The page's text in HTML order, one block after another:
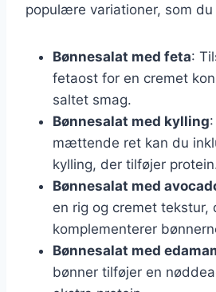
populære variationer, som du
Bønnesalat med feta:
fetaost for en cremet
saltet smag.
Bønnesalat med kylling
mættende ret kan du
kylling, der tilføjer
Bønnesalat med
en rig og cremet tekstur,
komplementerer
Bønnesalat med
bønner tilføjer en